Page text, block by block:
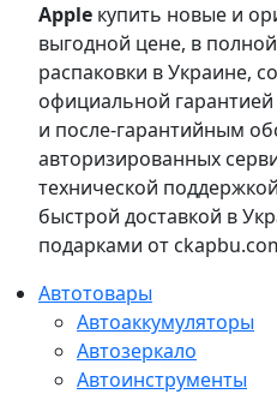
Apple купить новые и
выгодной цене, в
распаковки в Украине,
официальной
и после-гарантийным
авторизированных
технической
быстрой доставкой в
подарками от
Автотовары
Автоаккумуляторы
Автозеркало
Автоинструменты